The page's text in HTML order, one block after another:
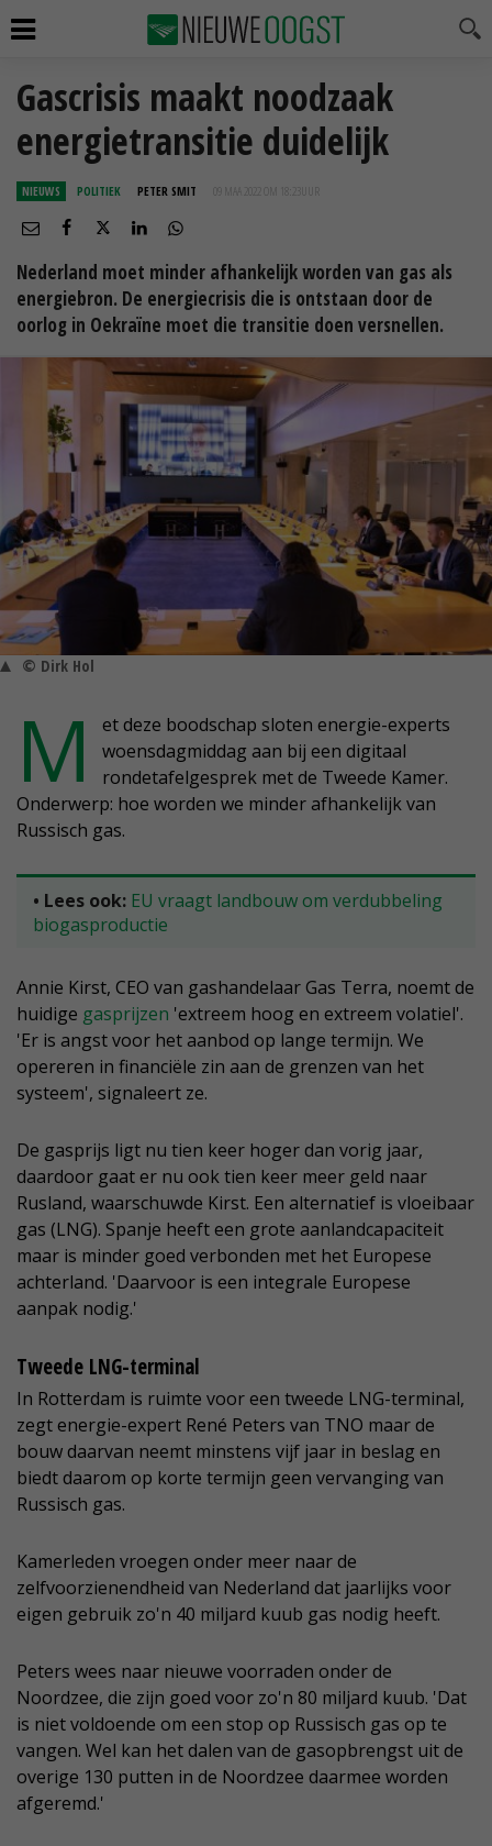
Gascrisis maakt noodzaak
energietransitie duidelijk
NIEUWS POLITIEK PETER SMIT 09 MAA 2022 OM 18:23
Nederland moet minder afhankelijk worden van gas als
energiebron. De energiecrisis die is ontstaan door de
oorlog in Oekraïne moet die transitie doen versnellen.
© Dirk Hol
M
et deze boodschap sloten energie-experts
woensdagmiddag aan bij een digitaal
rondetafelgesprek met de Tweede Kamer.
Onderwerp: hoe worden we minder afhankelijk van
Russisch gas.
• Lees ook: EU vraagt landbouw om verdubbeling
biogasproductie
Annie Kirst, CEO van gashandelaar Gas Terra, noemt de
huidige gasprijzen 'extreem hoog en extreem volatiel'.
'Er is angst voor het aanbod op lange termijn. We
opereren in financiële zin aan de grenzen van het
systeem', signaleert ze.
De gasprijs ligt nu tien keer hoger dan vorig jaar,
daardoor gaat er nu ook tien keer meer geld naar
Rusland, waarschuwde Kirst. Een alternatief is vloeibaar
gas (LNG). Spanje heeft een grote aanlandcapaciteit
maar is minder goed verbonden met het Europese
achterland. 'Daarvoor is een integrale Europese
aanpak nodig.'
Tweede LNG-terminal
In Rotterdam is ruimte voor een tweede LNG-terminal,
zegt energie-expert René Peters van TNO maar de
bouw daarvan neemt minstens vijf jaar in beslag en
biedt daarom op korte termijn geen vervanging van
Russisch gas.
Kamerleden vroegen onder meer naar de
zelfvoorzienendheid van Nederland dat jaarlijks voor
eigen gebruik zo'n 40 miljard kuub gas nodig heeft.
Peters wees naar nieuwe voorraden onder de
Noordzee, die zijn goed voor zo'n 80 miljard kuub. 'Dat
is niet voldoende om een stop op Russisch gas op te
vangen. Wel kan het dalen van de gasopbrengst uit de
overige 130 putten in de Noordzee daarmee worden
afgeremd.'